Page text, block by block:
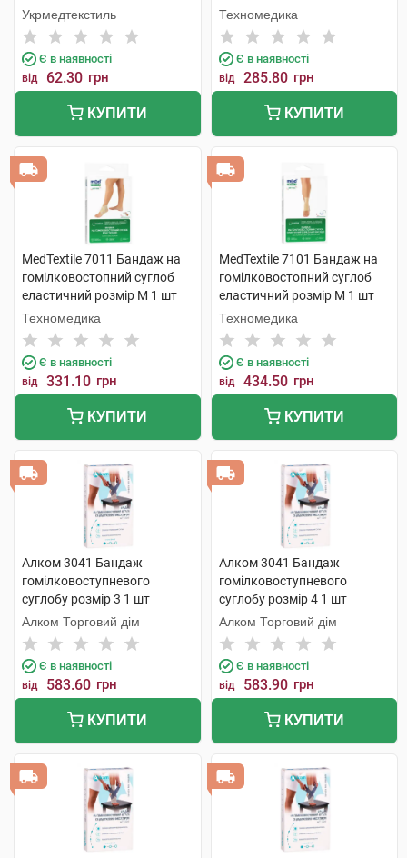
суглобу розмір 1 1 шт
Укрмедтекстиль
Є в наявності
від 62.30 грн
КУПИТИ
Техномедика
Є в наявності
від 285.80 грн
КУПИТИ
MedTextile 7011 Бандаж на
гомілковостопний суглоб
еластичний розмір M 1 шт
Техномедика
Є в наявності
від 331.10 грн
КУПИТИ
MedTextile 7101 Бандаж на
гомілковостопний суглоб
еластичний розмір M 1 шт
Техномедика
Є в наявності
від 434.50 грн
КУПИТИ
Алком 3041 Бандаж
гомілковоступневого
суглобу розмір 3 1 шт
Алком Торговий дім
Є в наявності
від 583.60 грн
КУПИТИ
Алком 3041 Бандаж
гомілковоступневого
суглобу розмір 4 1 шт
Алком Торговий дім
Є в наявності
від 583.90 грн
КУПИТИ